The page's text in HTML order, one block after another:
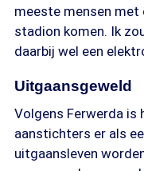
meeste mensen met
stadion komen. Ik
daarbij wel een
Uitgaansgeweld
Volgens Ferwerda is
aanstichters er als
uitgaansleven